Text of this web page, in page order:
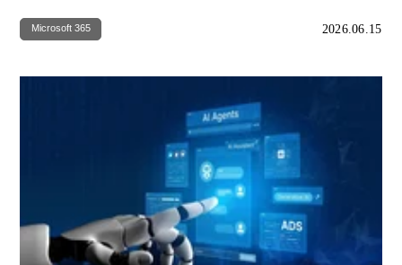
Microsoft 365 2026.06.15